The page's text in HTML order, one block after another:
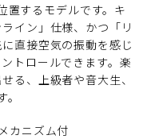
置するモデルです。キ
イン」仕様、かつ「リ
直接空気の振動を感じ
トロールできます。楽
る、上級者や音大生、
カニズム付